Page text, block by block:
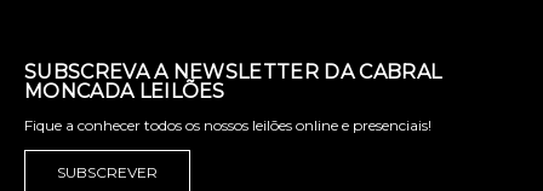
SUBSCREVA A NEWSLETTER DA CABRAL
MONCADA LEILÕES
Fique a conhecer todos os nossos leilões online e presenciais!
SUBSCREVER